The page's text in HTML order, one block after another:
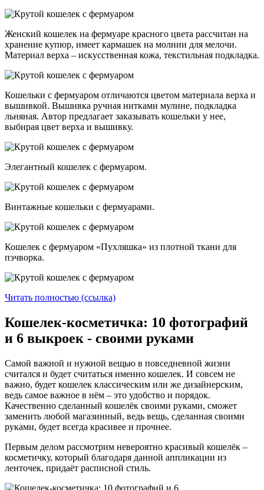
Женский кошелек на фермуаре красного цвета рассчитан на
хранение купюр, имеет кармашек на молнии для мелочи.
Материал верха – искусственная кожа, текстильная подкладка.
Кошельки с фермуаром отличаются цветом материала верха и
вышивкой. Вышивка ручная нитками мулине, подкладка
льняная. Автор предлагает заказывать кошельки у нее,
выбирая цвет верха и вышивку.
Элегантный кошелек с фермуаром.
Винтажные кошельки с фермуарами.
Кошелек с фермуаром «Пухляшка» из плотной ткани для
пэчворка.
Читать полностью (ссылка)
Кошелек-косметичка: 10 фотографий
и 6 выкроек - своими руками
Самой важной и нужной вещью в повседневной жизни
считался и будет считаться именно кошелек. И совсем не
важно, будет кошелек классическим или же дизайнерским,
ведь самое важное в нём – это удобство и порядок.
Качественно сделанный кошелёк своими руками, сможет
заменить любой магазинный, ведь вещь, сделанная своими
руками, будет всегда красивее и прочнее.
Первым делом рассмотрим невероятно красивый кошелёк –
косметичку, который благодаря данной аппликации из
ленточек, придаёт расписной стиль.